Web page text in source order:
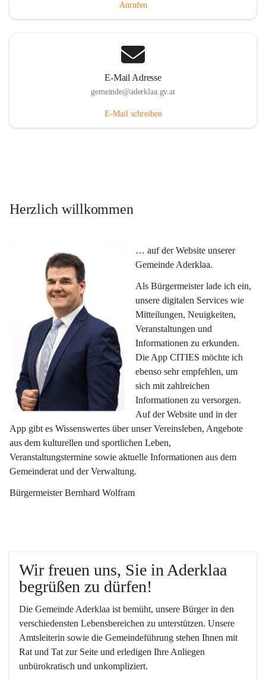
Anrufen
E-Mail Adresse
gemeinde@aderklaa.gv.at
E-Mail schreiben
Herzlich willkommen
… auf der Website unserer
Gemeinde Aderklaa.
Als Bürgermeister lade ich ein,
unsere digitalen Services wie
Mitteilungen, Neuigkeiten,
Veranstaltungen und
Informationen zu erkunden.
Die App CITIES möchte ich
ebenso sehr empfehlen, um
sich mit zahlreichen
Informationen zu versorgen.
Auf der Website und in der
App gibt es Wissenswertes über unser Vereinsleben, Angebote
aus dem kulturellen und sportlichen Leben,
Veranstaltungstermine sowie aktuelle Informationen aus dem
Gemeinderat und der Verwaltung.
Bürgermeister Bernhard Wolfram
Wir freuen uns, Sie in Aderklaa
begrüßen zu dürfen!
Die Gemeinde Aderklaa ist bemüht, unsere Bürger in den
verschiedensten Lebensbereichen zu unterstützen. Unsere
Amtsleiterin sowie die Gemeindeführung stehen Ihnen mit
Rat und Tat zur Seite und erledigen Ihre Anliegen
unbürokratisch und unkompliziert.